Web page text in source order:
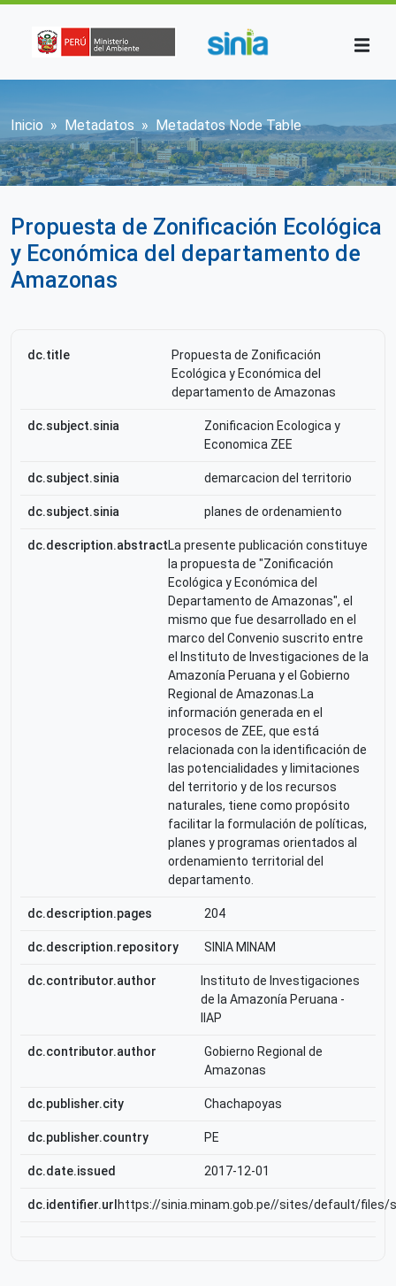
Sobrescribir enlaces de ayuda a la
Inicio Metadatos Metadatos Node Table
Propuesta de Zonificación Ecológica
y Económica del departamento de
Amazonas
dc.title
Propuesta de Zonificación
Ecológica y Económica del
departamento de Amazonas
dc.subject.sinia
Zonificacion Ecologica y
Economica ZEE
dc.subject.sinia demarcacion del territorio
dc.subject.sinia planes de ordenamiento
dc.description.abstractLa presente publicación constituye
la propuesta de "Zonificación
Ecológica y Económica del
Departamento de Amazonas", el
mismo que fue desarrollado en el
marco del Convenio suscrito entre
el Instituto de Investigaciones de la
Amazonía Peruana y el Gobierno
Regional de Amazonas.La
información generada en el
procesos de ZEE, que está
relacionada con la identificación de
las potencialidades y limitaciones
del territorio y de los recursos
naturales, tiene como propósito
facilitar la formulación de políticas,
planes y programas orientados al
ordenamiento territorial del
departamento.
dc.description.pages 204
dc.description.repository SINIA MINAM
dc.contributor.author
Instituto de Investigaciones
de la Amazonía Peruana -
IIAP
dc.contributor.author
Gobierno Regional de
Amazonas
dc.publisher.city Chachapoyas
dc.publisher.country PE
dc.date.issued 2017-12-01
dc.identifier.url https://sinia.minam.gob.pe//sites/default/files/